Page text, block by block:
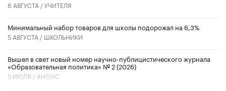
6 АВГУСТА /УЧИТЕЛЯ
Минимальный набор товаров для школы подорожал на 6,3%
5 АВГУСТА / ШКОЛЬНИКИ
Вышел в свет новый номер научно-публицистического журнала
«Образовательная политика» № 2 (2026)
3 ИЮЛЯ / АНОНС